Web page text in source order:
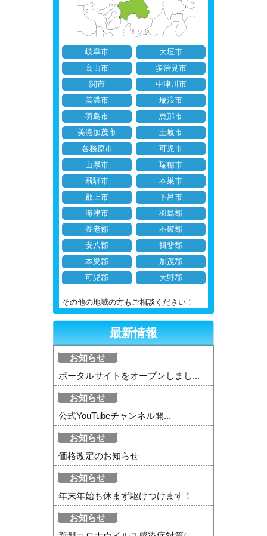
岐阜市
大垣市
高山市
多治見市
関市
中津川市
美濃市
瑞浪市
羽島市
恵那市
美濃加茂市
土岐市
各務原市
可児市
山県市
瑞穂市
飛騨市
本巣市
郡上市
下呂市
海津市
羽島郡
養老郡
不破郡
安八郡
揖斐郡
本巣郡
加茂郡
可児郡
大野郡
その他の地域の方もご相談ください！
最新情報
お知らせ
ポータルサイトをオープンしまし...
お知らせ
公式YouTubeチャンネル開...
お知らせ
価格改定のお知らせ
お知らせ
年末年始も休まず駆けつけます！
お知らせ